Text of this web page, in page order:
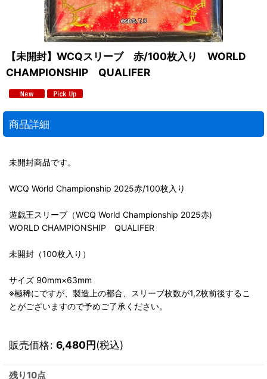
【未開封】WCQスリーブ 赤/100枚入り WORLD
CHAMPIONSHIP QUALIFER
商品詳細
未開封商品です。
WCQ World Championship 2025赤/100枚入り
遊戯王スリーブ（WCQ World Championship 2025赤)
WORLD CHAMPIONSHIP QUALIFER
未開封（100枚入り）
サイズ 90mm×63mm
※極稀にですが、製造上の都合、スリーブ枚数が1,2枚前後するこ
とがございますので予めご了承ください。
販売価格: 6,480円(税込)
残り10点